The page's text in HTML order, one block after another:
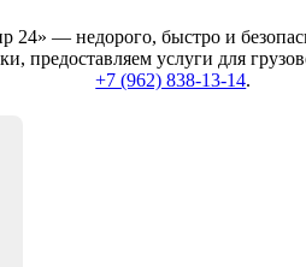
24» — недорого, быстро и
предоставляем услуги для
+7 (962) 838-13-14.